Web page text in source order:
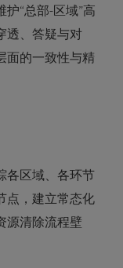
“总部-区域”高
透、答疑与对
面的一致性与精
各区域、各环节
点，建立常态化
源清除流程壁